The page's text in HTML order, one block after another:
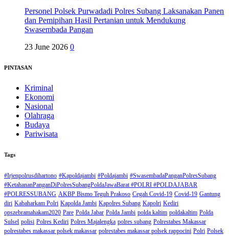
Personel Polsek Purwadadi Polres Subang Laksanakan Panen
dan Pemipihan Hasil Pertanian untuk Mendukung
Swasembada Pangan
23 June 2026 0
PINTASAN
Kriminal
Ekonomi
Nasional
Olahraga
Budaya
Pariwisata
Tags
#Irjenpolrusdihartono #Kapoldajambi #Poldajambi #SwasembadaPanganPolresSubang
#KetahananPanganDiPolresSubangPoldaJawaBarat #POLRI #POLDAJABAR
#POLRESSUBANG AKBP Bismo Teguh Prakoso Cegah Covid-19 Covid-19 Gantung
diri Kabaharkam Polri Kapolda Jambi Kapolres Subang Kapolri Kediri
opszebramahakam2020 Pare Polda Jabar Polda Jambi polda kaltim poldakaltim Polda
Sulsel polisi Polres Kediri Polres Majalengka polres subang Polrestabes Makassar
polrestabes makassar polsek makassar polrestabes makassar polsek rappocini Polri Polsek